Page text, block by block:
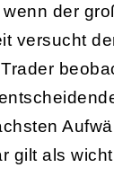
der
versucht
gilt als